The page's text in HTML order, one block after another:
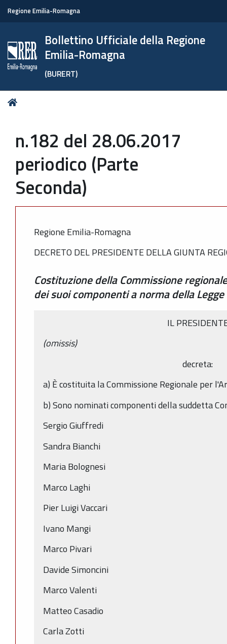
Regione Emilia-Romagna
Bollettino Ufficiale della Regione
Emilia-Romagna
(BURERT)
Tu
n.182 del 28.06.2017
periodico (Parte
Seconda)
Regione Emilia-Romagna
DECRETO DEL PRESIDENTE DELLA GIUNTA
Costituzione della Commissione
dei suoi componenti a norma della
IL
(omissis)
decreta:
a) È costituita la Commissione Regionale per
b) Sono nominati componenti della suddetta
Sergio Giuffredi
Sandra Bianchi
Maria Bolognesi
Marco Laghi
Pier Luigi Vaccari
Ivano Mangi
Marco Pivari
Davide Simoncini
Marco Valenti
Matteo Casadio
Carla Zotti